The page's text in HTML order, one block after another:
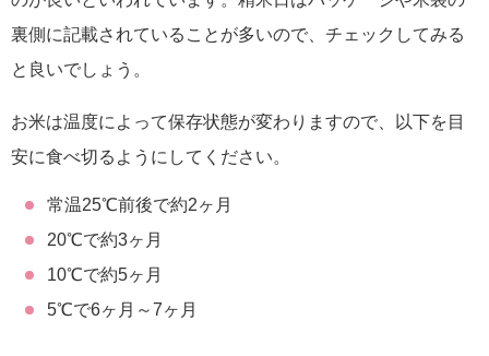
裏側に記載されていることが多いので、チェックしてみる
と良いでしょう。
お米は温度によって保存状態が変わりますので、以下を目
安に食べ切るようにしてください。
常温25℃前後で約2ヶ月
20℃で約3ヶ月
10℃で約5ヶ月
5℃で6ヶ月～7ヶ月